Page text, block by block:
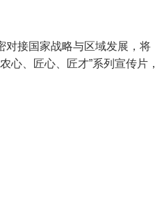
对接国家战略与区域发展，将
心、匠心、匠才”系列宣传片，